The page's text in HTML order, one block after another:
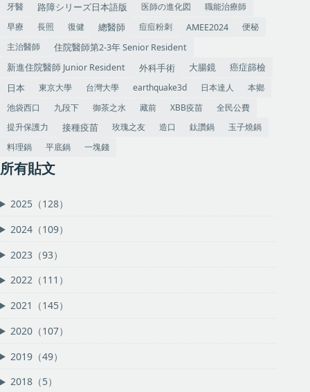
牙醫 路障シリーズ日本語版 医師の進化図
職能治療師
早療
長照 復健 總醫師 痘痘粉刺 AMEE2024
便秘
主治醫師
住院醫師第2-3年 Senior Resident
新進住院醫師 Junior Resident
外科手術 大腸鏡 癌症篩檢
日本 東京大學 台灣大學 earthquake3d 日本達人
本鄉
池袋西口
九段下 御茶之水 藏前 XBB疫苗
全民公費
提升保護力
接種疫苗 玫瑰之友 造口 鈦讚鍋
玉子燒鍋
料理鍋
平底鍋 一塊錢
所有貼文
2025（128）
2024（109）
2023（93）
2022（111）
2021（145）
2020（107）
2019（49）
2018（5）